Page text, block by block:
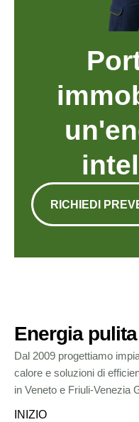
RICHIEDI
Energia
Dal 2009 progettiamo
calore e soluzioni di
in Veneto e Friuli-Venezia
INIZIO